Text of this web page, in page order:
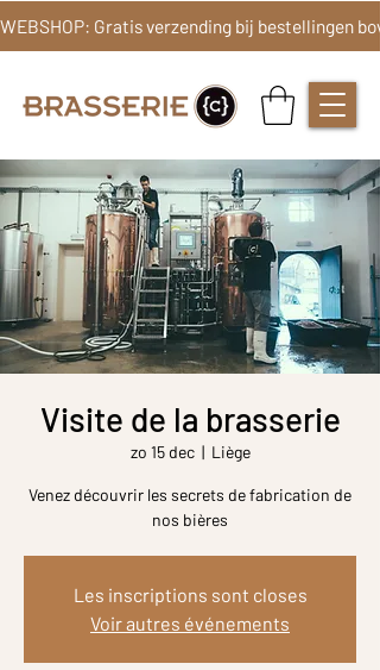
Visite de la brasserie
zo 15 dec
  |
Liège
Venez découvrir les secrets de fabrication de
nos bières
Les inscriptions sont closes
Voir autres événements